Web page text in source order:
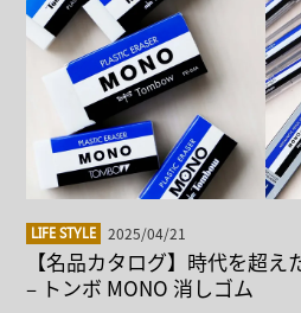
LIFE STYLE 2025/04/21
【名品カタログ】時代を超
– トンボ MONO 消しゴム